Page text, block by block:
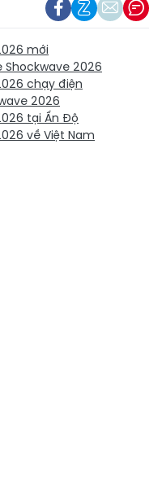
mới
2026
chạy điện
2026
tại Ấn Độ
về Việt Nam